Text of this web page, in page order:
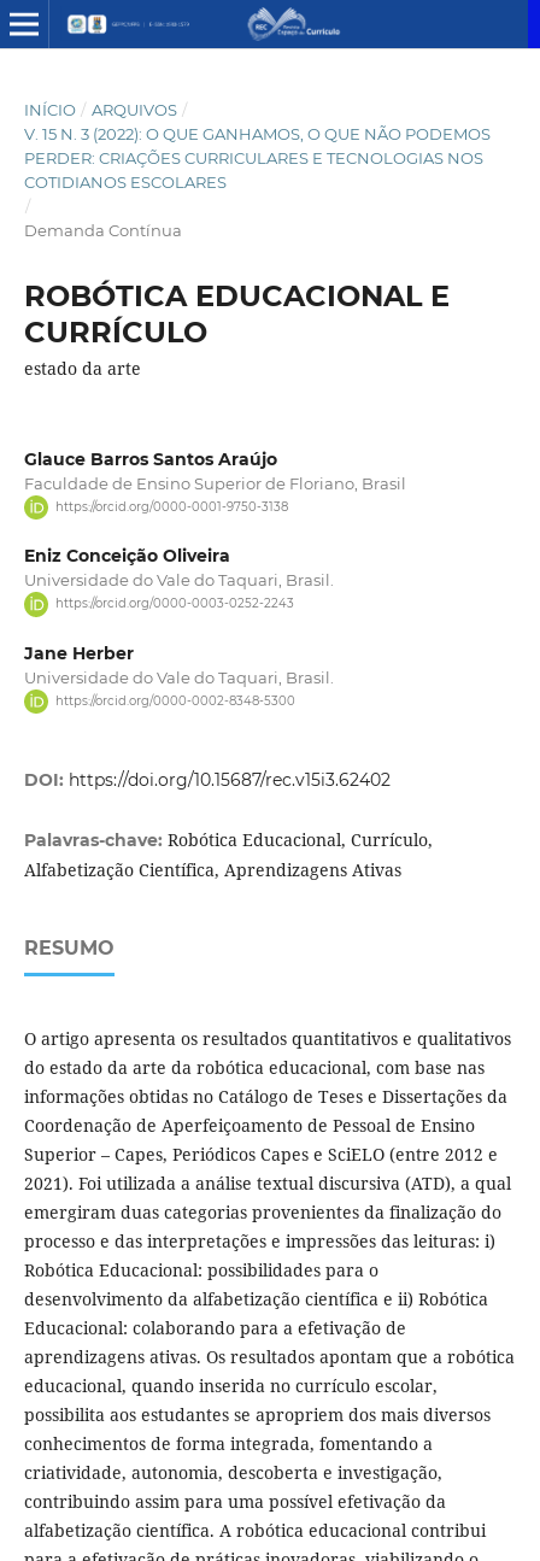
INÍCIO / ARQUIVOS /
V. 15 N. 3 (2022): O QUE GANHAMOS, O QUE NÃO PODEMOS
PERDER: CRIAÇÕES CURRICULARES E TECNOLOGIAS NOS
COTIDIANOS ESCOLARES
/
Demanda Contínua
ROBÓTICA EDUCACIONAL E
CURRÍCULO
estado da arte
Glauce Barros Santos Araújo
Faculdade de Ensino Superior de Floriano, Brasil
https://orcid.org/0000-0001-9750-3138
Eniz Conceição Oliveira
Universidade do Vale do Taquari, Brasil.
https://orcid.org/0000-0003-0252-2243
Jane Herber
Universidade do Vale do Taquari, Brasil.
https://orcid.org/0000-0002-8348-5300
DOI: https://doi.org/10.15687/rec.v15i3.62402
Palavras-chave: Robótica Educacional, Currículo,
Alfabetização Científica, Aprendizagens Ativas
RESUMO
O artigo apresenta os resultados quantitativos e qualitativos
do estado da arte da robótica educacional, com base nas
informações obtidas no Catálogo de Teses e Dissertações da
Coordenação de Aperfeiçoamento de Pessoal de Ensino
Superior – Capes, Periódicos Capes e SciELO (entre 2012 e
2021). Foi utilizada a análise textual discursiva (ATD), a qual
emergiram duas categorias provenientes da finalização do
processo e das interpretações e impressões das leituras: i)
Robótica Educacional: possibilidades para o
desenvolvimento da alfabetização científica e ii) Robótica
Educacional: colaborando para a efetivação de
aprendizagens ativas. Os resultados apontam que a robótica
educacional, quando inserida no currículo escolar,
possibilita aos estudantes se apropriem dos mais diversos
conhecimentos de forma integrada, fomentando a
criatividade, autonomia, descoberta e investigação,
contribuindo assim para uma possível efetivação da
alfabetização científica. A robótica educacional contribui